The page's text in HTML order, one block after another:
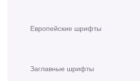
Европейские шрифты
Заглавные шрифты